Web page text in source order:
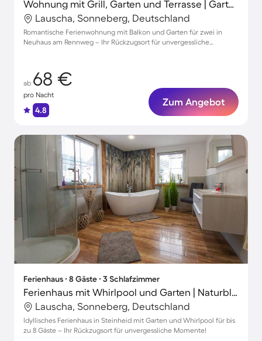
Wohnung mit Grill, Garten und Terrasse | Gartenblick
Lauscha, Sonneberg, Deutschland
Romantische Ferienwohnung mit Balkon und Garten für zwei in
Neuhaus am Rennweg – Ihr Rückzugsort für unvergessliche
ab 68 €
pro Nacht
4.8
Zum Angebot
Ferienhaus ∙ 8 Gäste ∙ 3 Schlafzimmer
Ferienhaus mit Whirlpool und Garten | Naturblick
Lauscha, Sonneberg, Deutschland
Idyllisches Ferienhaus in Steinheid mit Garten und Whirlpool für bis
zu 8 Gäste – Ihr Rückzugsort für unvergessliche Momente!